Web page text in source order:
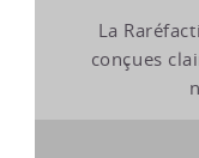
La
conçues